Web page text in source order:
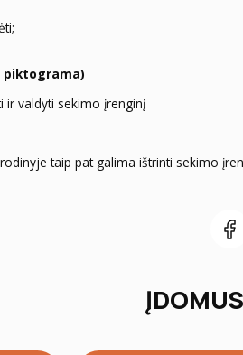
piktograma)
ir valdyti sekimo įrenginį
taip pat galima ištrinti sekimo